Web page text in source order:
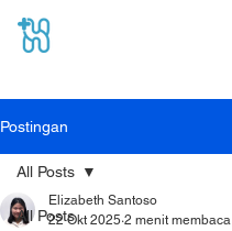
Postingan
All Posts
All Posts
Elizabeth Santoso
22 Okt 2025 2 menit membaca